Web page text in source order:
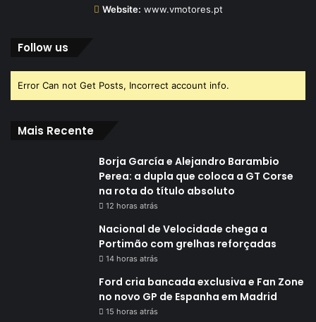
Website: www.vmotores.pt
Follow us
Error Can not Get Posts, Incorrect account info.
Mais Recente
Borja García e Alejandro Barambio
Perea: a dupla que coloca a GT Corse
na rota do título absoluto
12 horas atrás
Nacional de Velocidade chega a
Portimão com grelhas reforçadas
14 horas atrás
Ford cria bancada exclusiva e Fan Zone
no novo GP de Espanha em Madrid
15 horas atrás